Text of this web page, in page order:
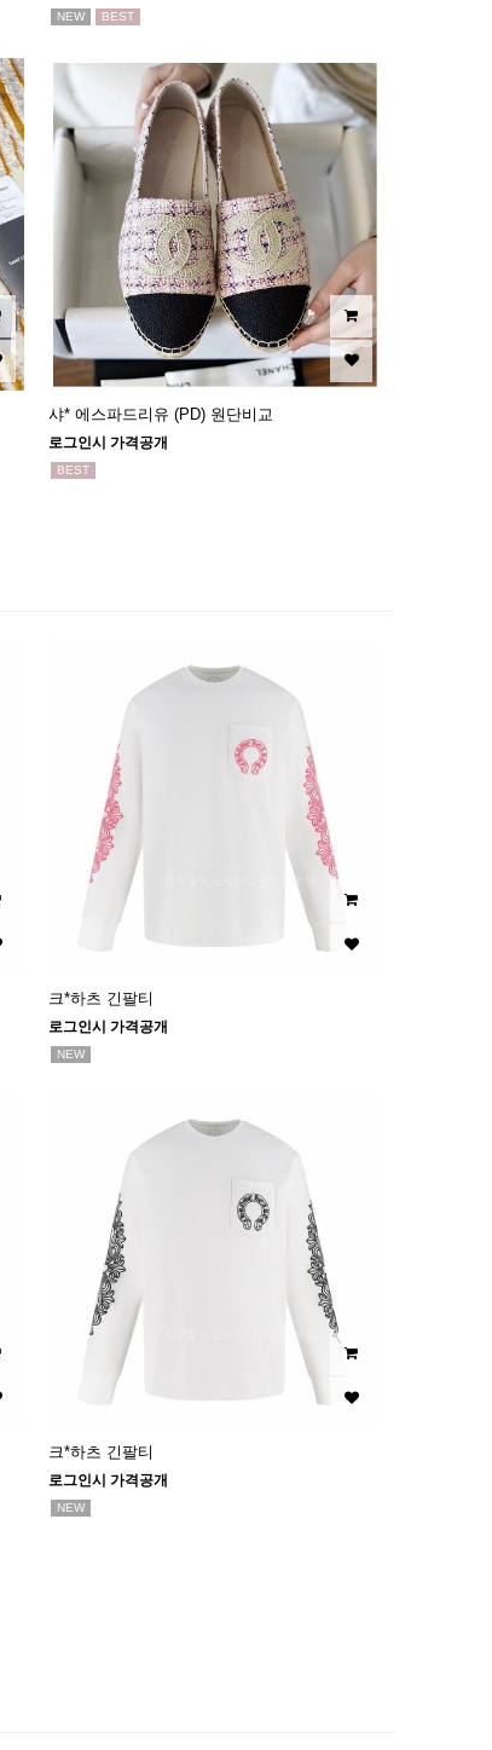
NEW BEST
샤* 에스파드리유 (PD) 원단비교
로그인시 가격공개
BEST
크*하츠 긴팔티
로그인시 가격공개
NEW
크*하츠 긴팔티
로그인시 가격공개
NEW